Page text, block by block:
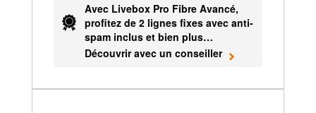
Avec Livebox Pro Fibre Avancé,
profitez de 2 lignes fixes avec anti-
spam inclus et bien plus…
Découvrir avec un conseiller